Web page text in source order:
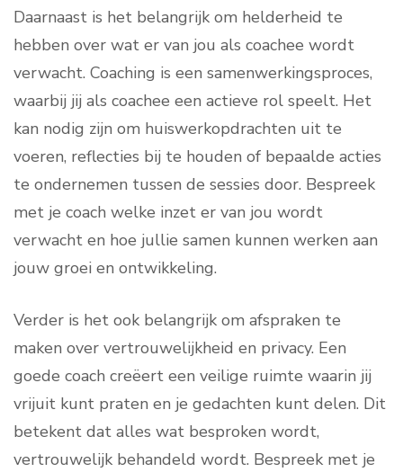
Daarnaast is het belangrijk om helderheid te
hebben over wat er van jou als coachee wordt
verwacht. Coaching is een samenwerkingsproces,
waarbij jij als coachee een actieve rol speelt. Het
kan nodig zijn om huiswerkopdrachten uit te
voeren, reflecties bij te houden of bepaalde acties
te ondernemen tussen de sessies door. Bespreek
met je coach welke inzet er van jou wordt
verwacht en hoe jullie samen kunnen werken aan
jouw groei en ontwikkeling.
Verder is het ook belangrijk om afspraken te
maken over vertrouwelijkheid en privacy. Een
goede coach creëert een veilige ruimte waarin jij
vrijuit kunt praten en je gedachten kunt delen. Dit
betekent dat alles wat besproken wordt,
vertrouwelijk behandeld wordt. Bespreek met je